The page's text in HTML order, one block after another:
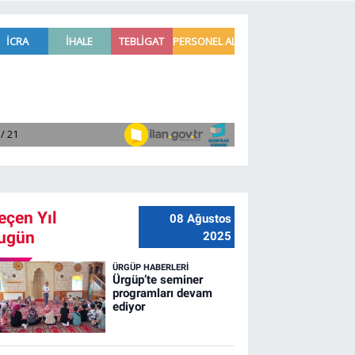
Yıl
08 Ağustos
2025
ÜRGÜP HABERLERI
Ürgüp’te seminer
programları devam
ediyor